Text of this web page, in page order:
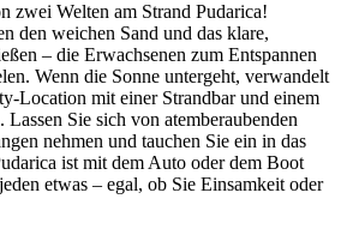
zwei Welten am Strand Pudarica!
den weichen Sand und das klare,
– die Erwachsenen zum Entspannen
Wenn die Sonne untergeht, verwandelt
Location mit einer Strandbar und einem
Sie sich von atemberaubenden
nehmen und tauchen Sie ein in das
ist mit dem Auto oder dem Boot
etwas – egal, ob Sie Einsamkeit oder